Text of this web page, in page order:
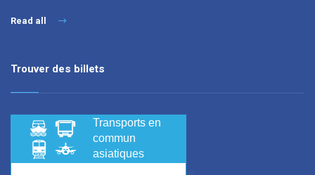
Read all
Trouver des billets
Transports en
commun
asiatiques